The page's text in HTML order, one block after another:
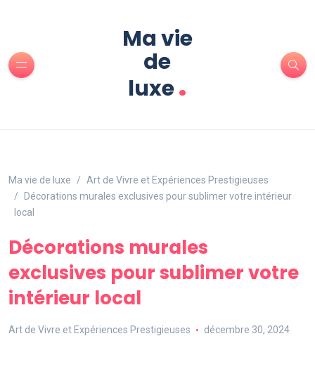
Ma vie
de
luxe.
Ma vie de luxe
Art de Vivre et Expériences Prestigieuses
Décorations murales exclusives pour sublimer votre intérieur
local
Décorations murales
exclusives pour sublimer votre
intérieur local
Art de Vivre et Expériences Prestigieuses décembre 30, 2024